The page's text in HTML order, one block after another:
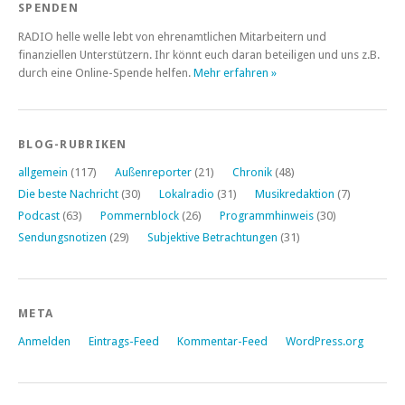
SPENDEN
RADIO helle welle lebt von ehrenamtlichen Mitarbeitern und
finanziellen Unterstützern. Ihr könnt euch daran beteiligen und uns z.B.
durch eine Online-Spende helfen. Mehr erfahren »
BLOG-RUBRIKEN
allgemein (117) Außenreporter (21) Chronik (48)
Die beste Nachricht (30) Lokalradio (31) Musikredaktion (7)
Podcast (63) Pommernblock (26) Programmhinweis (30)
Sendungsnotizen (29) Subjektive Betrachtungen (31)
META
Anmelden Eintrags-Feed Kommentar-Feed WordPress.org